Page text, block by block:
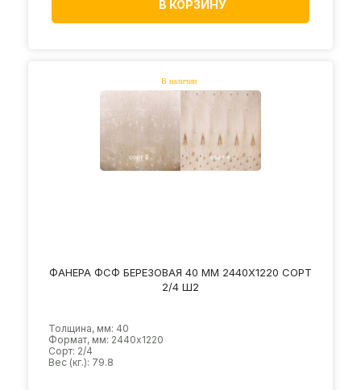
В КОРЗИНУ
ФАНЕРА ФСФ БЕРЕЗОВАЯ 40 ММ 2440Х1220 СОРТ
2/4 Ш2
Толщина, мм: 40
Формат, мм: 2440х1220
Сорт: 2/4
Вес (кг.): 79.8